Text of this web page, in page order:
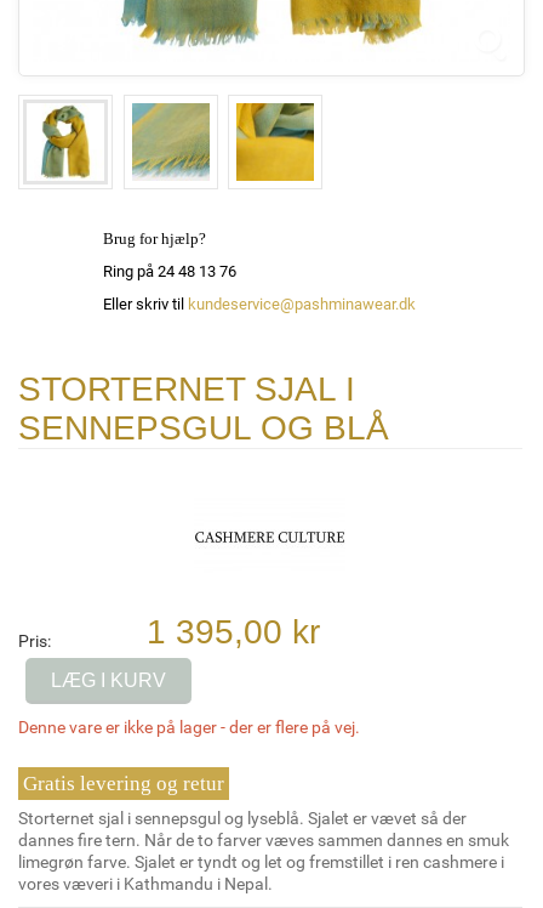
Brug for hjælp?
Ring på 24 48 13 76
Eller skriv til kundeservice@pashminawear.dk
STORTERNET SJAL I
SENNEPSGUL OG BLÅ
Pris: 1 395,00 kr
LÆG I KURV
Denne vare er ikke på lager - der er flere på vej.
Gratis levering og retur
Storternet sjal i sennepsgul og lyseblå. Sjalet er vævet så der
dannes fire tern. Når de to farver væves sammen dannes en smuk
limegrøn farve. Sjalet er tyndt og let og fremstillet i ren cashmere i
vores væveri i Kathmandu i Nepal.